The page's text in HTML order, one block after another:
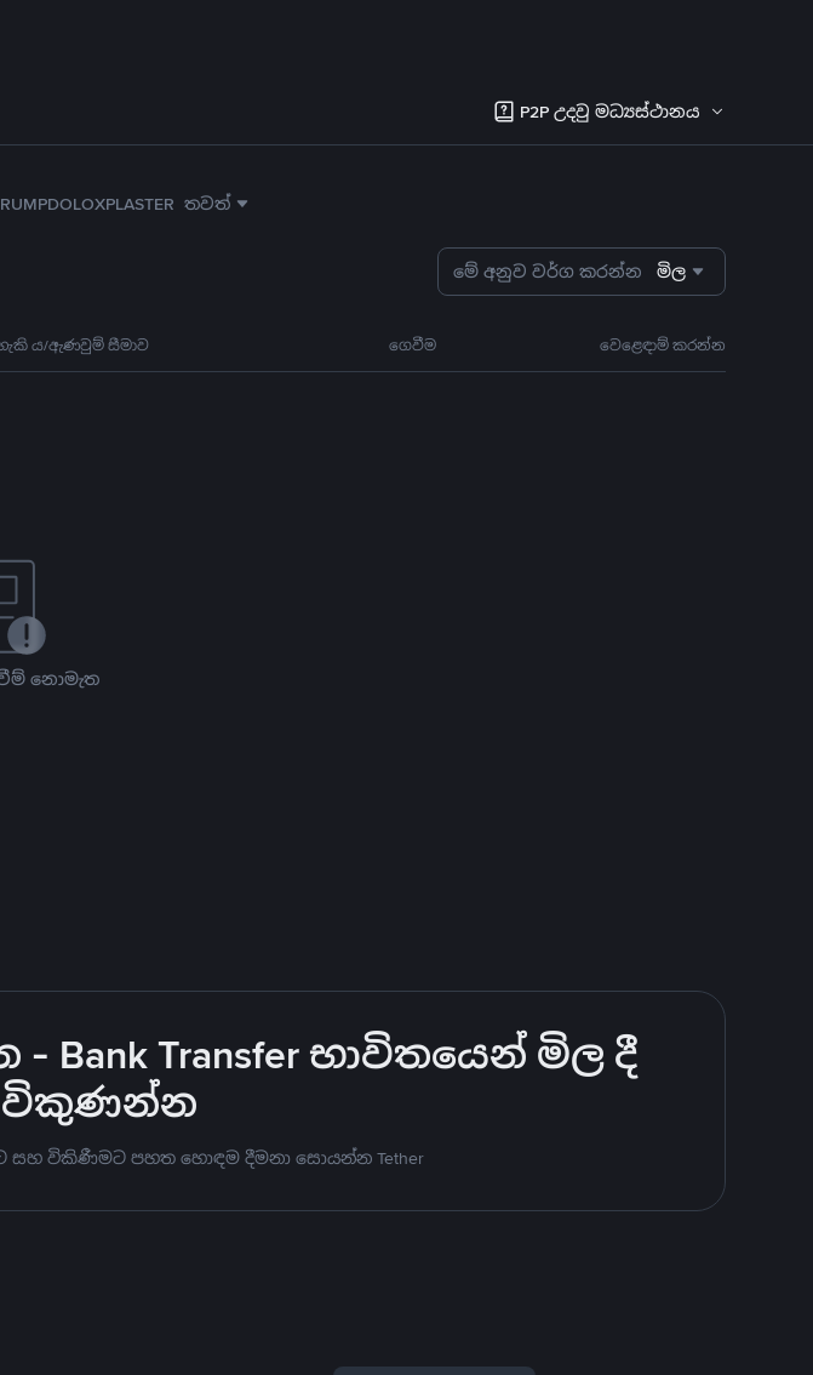
P2P උදවු මධ්‍යස්ථානය
DOLOXPLASTER තවත්
මේ අනුව වර්ග කරන්න මිල
ය/ඇණවුම් සීමාව ගෙවීම වෙළෙඳාම් කරන්න
නොමැත
Bank Transfer භාවිතයෙන් මිල දී
විකුණන්න
සහ විකිණීමට පහත හොඳම දීමනා සොයන්න Tether